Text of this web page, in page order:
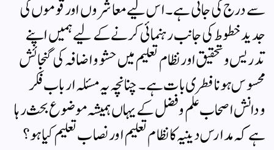
سے درج کی جاتی ہے۔ اس لیے معاشروں اور قوموں کی
جدید خطوط کی جانب رہنمائی کرنے کے لیے ہمیں اپنے
تدریس و تحقیق اور نظام تعلیم میں حشو و اضافہ کی گنجائش
محسوس ہونا فطری بات ہے۔ چنانچہ یہ مسئلہ ارباب فکر
ودانش اصحاب علم و فضل کے یہاں ہمیشہ موضوع بحث رہا
ہے کہ مدارس دینیہ کا نظام تعلیم اور نصاب تعلیم کیا ہو؟